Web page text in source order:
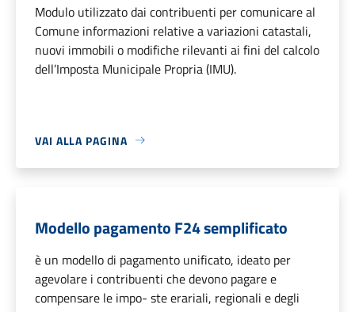
Modulo utilizzato dai contribuenti per comunicare al
Comune informazioni relative a variazioni catastali,
nuovi immobili o modifiche rilevanti ai fini del calcolo
dell’Imposta Municipale Propria (IMU).
VAI ALLA PAGINA
Modello pagamento F24 semplificato
è un modello di pagamento unificato, ideato per
agevolare i contribuenti che devono pagare e
compensare le impo- ste erariali, regionali e degli